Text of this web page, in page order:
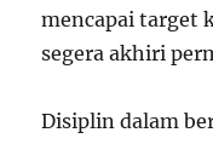
mencapai target
segera akhiri
Disiplin dalam